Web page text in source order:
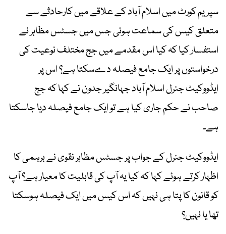
سپریم کورٹ میں اسلام آباد کے علاقے میں کارحادثے سے
متعلق کیس کی سماعت ہوئی جس میں جسٹس مظاہر نے
استفسار کیا کہ کیا اس مقدمے میں جج مختلف نوعیت کی
درخواستوں پر ایک جامع فیصلہ دےسکتا ہے؟ اس پر
ایڈووکیٹ جنرل اسلام آباد جہانگیر جدون نے کہا کہ جج
صاحب نے حکم جاری کیا ہے تو ایک جامع فیصلہ دیا جاسکتا
ہے۔
ایڈووکیٹ جنرل کے جواب پر جسٹس مظاہر نقوی نے برہمی کا
اظہار کرتے ہوئے کہا کہ کیا یہ آپ کی قابلیت کا معیار ہے؟ آپ
کو قانون کا پتا ہی نہیں کہ اس کیس میں ایک فیصلہ ہوسکتا
تھا یا نہیں؟